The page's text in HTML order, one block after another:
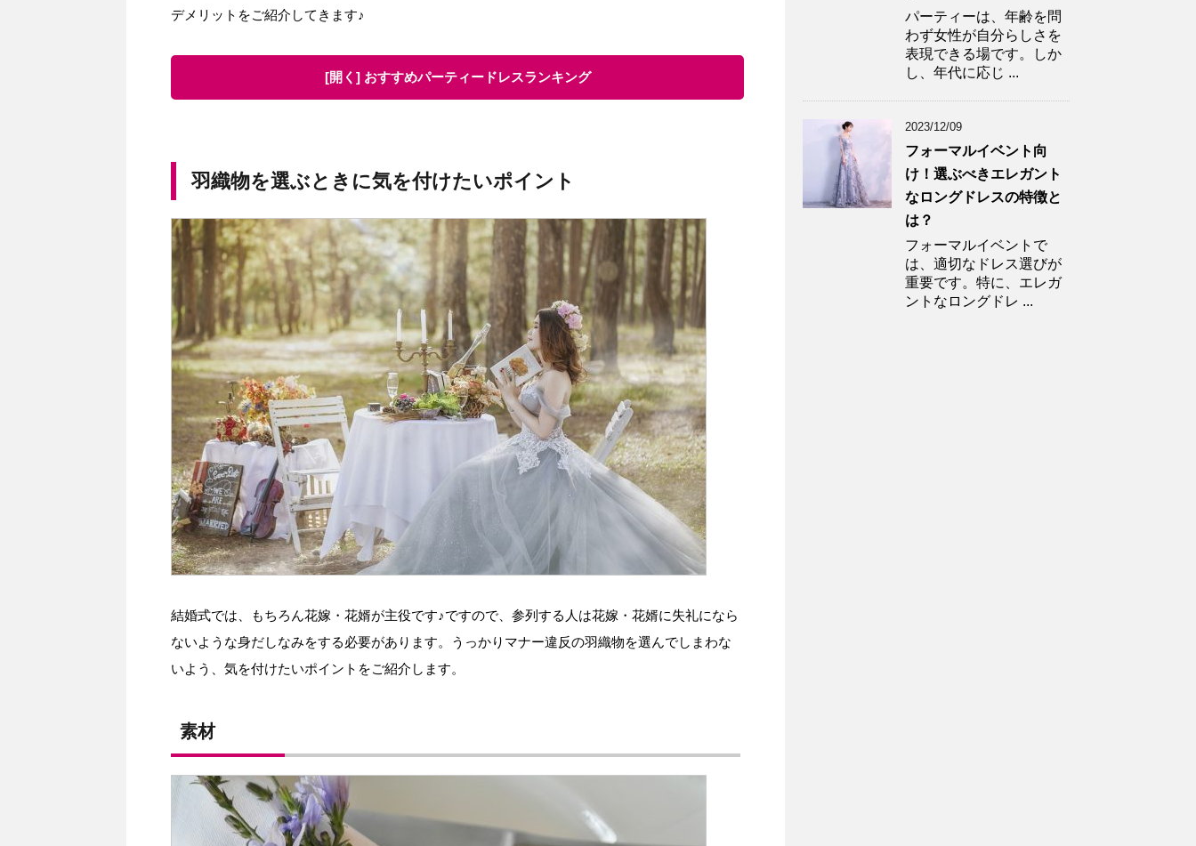
デメリットをご紹介してきます♪
[開く] おすすめパーティードレスランキング
羽織物を選ぶときに気を付けたいポイント
結婚式では、もちろん花嫁・花婿が主役です♪ですので、参列する人は花嫁・花婿に失礼になら
ないような身だしなみをする必要があります。うっかりマナー違反の羽織物を選んでしまわな
いよう、気を付けたいポイントをご紹介します。
素材
パーティーは、年齢を問
わず女性が自分らしさを
表現できる場です。しか
し、年代に応じ ...
2023/12/09
フォーマルイベント向
け！選ぶべきエレガント
なロングドレスの特徴と
は？
フォーマルイベントで
は、適切なドレス選びが
重要です。特に、エレガ
ントなロングドレ ...